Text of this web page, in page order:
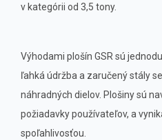
v kategórii od 3,5 tony.
Výhodami plošín GSR sú
ľahká údržba a zaručený stály
náhradných dielov. Plošiny sú
požiadavky používateľov, a
spoľahlivosťou.